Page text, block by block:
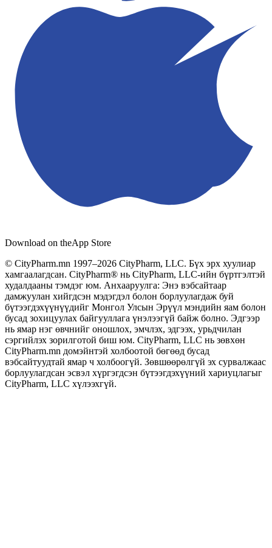
Download on theApp Store
© CityPharm.mn 1997–2026 CityPharm, LLC. Бүх эрх хуулиар
хамгаалагдсан. CityPharm® нь CityPharm, LLC-ийн бүртгэлтэй
худалдааны тэмдэг юм. Анхааруулга: Энэ вэбсайтаар
дамжуулан хийгдсэн мэдэгдэл болон борлуулагдаж буй
бүтээгдэхүүнүүдийг Монгол Улсын Эрүүл мэндийн яам болон
бусад зохицуулах байгууллага үнэлээгүй байж болно. Эдгээр
нь ямар нэг өвчнийг оношлох, эмчлэх, эдгээх, урьдчилан
сэргийлэх зорилготой биш юм. CityPharm, LLC нь зөвхөн
CityPharm.mn домэйнтэй холбоотой бөгөөд бусад
вэбсайтуудтай ямар ч холбоогүй. Зөвшөөрөлгүй эх сурвалжаас
борлуулагдсан эсвэл хүргэгдсэн бүтээгдэхүүний хариуцлагыг
CityPharm, LLC хүлээхгүй.